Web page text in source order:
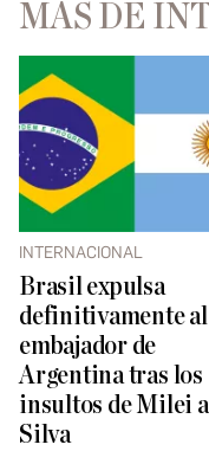
MÁS DE
INTERNACIONAL
Brasil expulsa
definitivamente al
embajador de
Argentina tras los
insultos de Milei
Silva